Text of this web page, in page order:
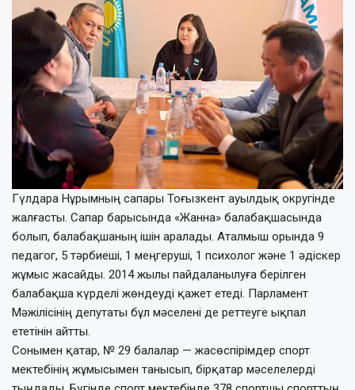
Гүлдара Нұрымның сапары Тоғызкент ауылдық округінде
жалғасты. Сапар барысында «Жанна» балабақшасында
болып, балабақшаның ішін аралады. Аталмыш орында 9
педагог, 5 тәрбиеші, 1 меңгеруші, 1 психолог және 1 әдіскер
жұмыс жасайды. 2014 жылы пайдаланылуға берілген
балабақша күрделі жөндеуді қажет етеді. Парламент
Мәжілісінің депутаты бұл мәселені де реттеуге ықпал
ететінін айтты.
Сонымен қатар, № 29 балалар — жасөспірімдер спорт
мектебінің жұмысымен танысып, бірқатар мәселелерді